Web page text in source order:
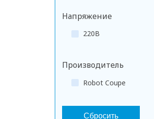
Напряжение
220В
Производитель
Robot Coupe